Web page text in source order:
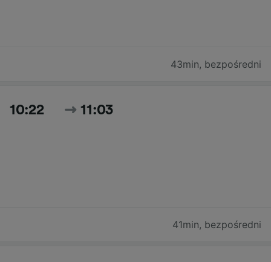
43min, bezpośredni
10:22 11:03
41min, bezpośredni